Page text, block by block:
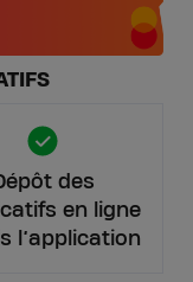
des
en ligne
l’application